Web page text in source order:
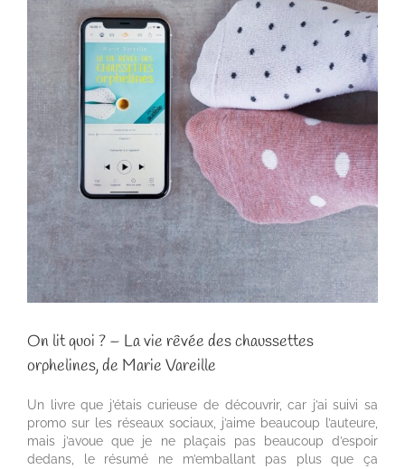
On lit quoi ? – La vie rêvée des chaussettes
orphelines, de Marie Vareille
Un livre que j’étais curieuse de découvrir, car j’ai suivi sa
promo sur les réseaux sociaux, j’aime beaucoup l’auteure,
mais j’avoue que je ne plaçais pas beaucoup d’espoir
dedans, le résumé ne m’emballant pas plus que ça